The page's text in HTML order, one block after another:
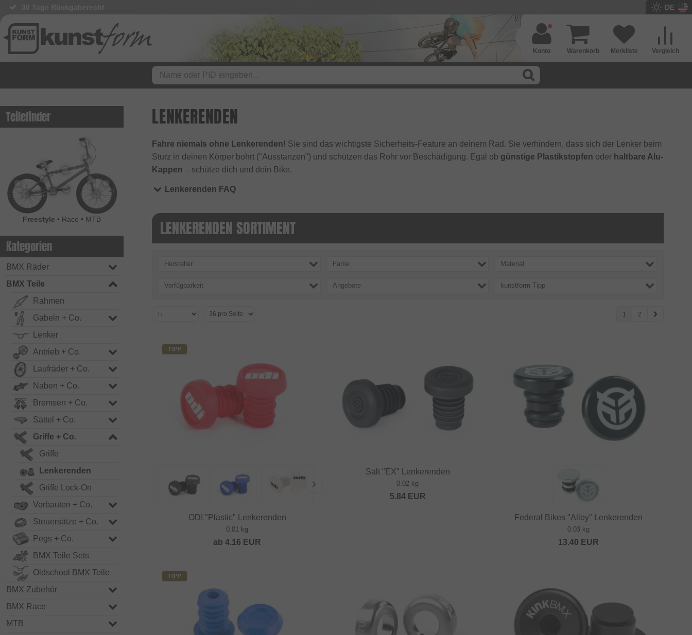
DE
Vergleich
Merkliste
Warenkorb
Konto
Teilefinder
Freestyle • Race • MTB
Kategorien
BMX Räder
BMX Teile
Rahmen
Gabeln + Co.
Lenker
Antrieb + Co.
Laufräder + Co.
Naben + Co.
Bremsen + Co.
Sättel + Co.
Griffe + Co.
Griffe
Lenkerenden
Griffe Lock-On
Vorbauten + Co.
Steuersätze + Co.
Pegs + Co.
BMX Teile Sets
Oldschool BMX Teile
BMX Zubehör
BMX Race
MTB
LENKERENDEN
Fahre niemals ohne Lenkerenden! Sie sind das wichtigste Sicherheits-Feature an deinem Rad. Sie verhindern, dass sich der Lenker beim
Sturz in deinen Körper bohrt ("Ausstanzen") und schützen das Rohr vor Beschädigung. Egal ob günstige Plastikstopfen oder haltbare Alu-
Kappen – schütze dich und dein Bike.
Lenkerenden FAQ
LENKERENDEN SORTIMENT
Hersteller Farbe Material
Verfügbarkeit Angebote kunstform Tipp
1 2
TIPP
ODI "Plastic" Lenkerenden
0.01 kg
ab4.16 EUR
Salt "EX" Lenkerenden
0.02 kg
5.84EUR
Federal Bikes "Alloy" Lenkerenden
0.03 kg
13.40 EUR
TIPP